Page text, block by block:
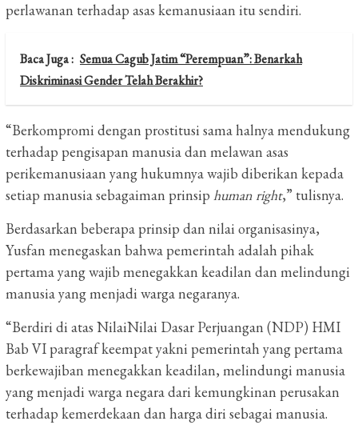
perlawanan terhadap asas kemanusiaan itu sendiri.
Baca Juga : Semua Cagub Jatim “Perempuan”: Benarkah
Diskriminasi Gender Telah Berakhir?
“Berkompromi dengan prostitusi sama halnya mendukung
terhadap pengisapan manusia dan melawan asas
perikemanusiaan yang hukumnya wajib diberikan kepada
setiap manusia sebagaiman prinsip human right,” tulisnya.
Berdasarkan beberapa prinsip dan nilai organisasinya,
Yusfan menegaskan bahwa pemerintah adalah pihak
pertama yang wajib menegakkan keadilan dan melindungi
manusia yang menjadi warga negaranya.
“Berdiri di atas NilaiNilai Dasar Perjuangan (NDP) HMI
Bab VI paragraf keempat yakni pemerintah yang pertama
berkewajiban menegakkan keadilan, melindungi manusia
yang menjadi warga negara dari kemungkinan perusakan
terhadap kemerdekaan dan harga diri sebagai manusia.